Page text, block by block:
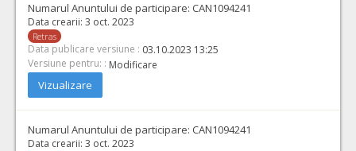
Numarul Anuntului de participare: CAN1094241
Data crearii: 3 oct. 2023
Retras
Data publicare versiune : 03.10.2023 13:25
Versiune pentru: : Modificare
Vizualizare
Numarul Anuntului de participare: CAN1094241
Data crearii: 3 oct. 2023